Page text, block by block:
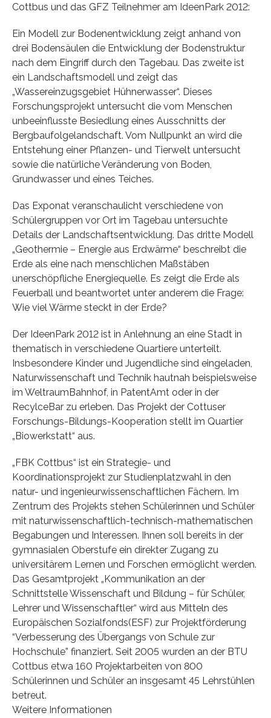
Cottbus und das GFZ Teilnehmer am IdeenPark 2012:
Ein Modell zur Bodenentwicklung zeigt anhand von
drei Bodensäulen die Entwicklung der Bodenstruktur
nach dem Eingriff durch den Tagebau. Das zweite ist
ein Landschaftsmodell und zeigt das
„Wassereinzugsgebiet Hühnerwasser“. Dieses
Forschungsprojekt untersucht die vom Menschen
unbeeinflusste Besiedlung eines Ausschnitts der
Bergbaufolgelandschaft. Vom Nullpunkt an wird die
Entstehung einer Pflanzen- und Tierwelt untersucht
sowie die natürliche Veränderung von Boden,
Grundwasser und eines Teiches.
Das Exponat veranschaulicht verschiedene von
Schülergruppen vor Ort im Tagebau untersuchte
Details der Landschaftsentwicklung. Das dritte Modell
„Geothermie – Energie aus Erdwärme“ beschreibt die
Erde als eine nach menschlichen Maßstäben
unerschöpfliche Energiequelle. Es zeigt die Erde als
Feuerball und beantwortet unter anderem die Frage:
Wie viel Wärme steckt in der Erde?
Der IdeenPark 2012 ist in Anlehnung an eine Stadt in
thematisch in verschiedene Quartiere unterteilt.
Insbesondere Kinder und Jugendliche sind eingeladen,
Naturwissenschaft und Technik hautnah beispielsweise
im WeltraumBahnhof, in PatentAmt oder in der
RecylceBar zu erleben. Das Projekt der Cottuser
Forschungs-Bildungs-Kooperation stellt im Quartier
„Biowerkstatt“ aus.
„FBK Cottbus“ ist ein Strategie- und
Koordinationsprojekt zur Studienplatzwahl in den
natur- und ingenieurwissenschaftlichen Fächern. Im
Zentrum des Projekts stehen Schülerinnen und Schüler
mit naturwissenschaftlich-technisch-mathematischen
Begabungen und Interessen. Ihnen soll bereits in der
gymnasialen Oberstufe ein direkter Zugang zu
universitärem Lernen und Forschen ermöglicht werden.
Das Gesamtprojekt „Kommunikation an der
Schnittstelle Wissenschaft und Bildung – für Schüler,
Lehrer und Wissenschaftler“ wird aus Mitteln des
Europäischen Sozialfonds(ESF) zur Projektförderung
“Verbesserung des Übergangs von Schule zur
Hochschule” finanziert. Seit 2005 wurden an der BTU
Cottbus etwa 160 Projektarbeiten von 800
Schülerinnen und Schüler an insgesamt 45 Lehrstühlen
betreut.
Weitere Informationen